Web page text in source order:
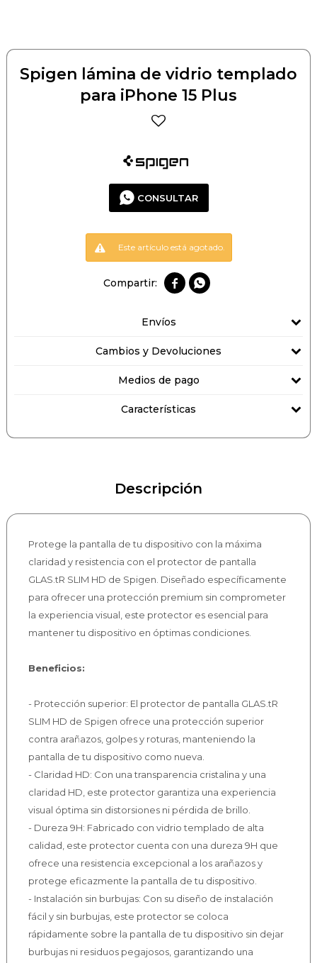
Spigen lámina de vidrio templado
para iPhone 15 Plus
CONSULTAR
Este artículo está agotado.
 
Envíos
Cambios y Devoluciones
Medios de pago
Características
Descripción
Protege la pantalla de tu dispositivo con la máxima
claridad y resistencia con el protector de pantalla
GLAS.tR SLIM HD de Spigen. Diseñado específicamente
para ofrecer una protección premium sin comprometer
la experiencia visual, este protector es esencial para
mantener tu dispositivo en óptimas condiciones.
Beneficios:
- Protección superior: El protector de pantalla GLAS.tR
SLIM HD de Spigen ofrece una protección superior
contra arañazos, golpes y roturas, manteniendo la
pantalla de tu dispositivo como nueva.
- Claridad HD: Con una transparencia cristalina y una
claridad HD, este protector garantiza una experiencia
visual óptima sin distorsiones ni pérdida de brillo.
- Dureza 9H: Fabricado con vidrio templado de alta
calidad, este protector cuenta con una dureza 9H que
ofrece una resistencia excepcional a los arañazos y
protege eficazmente la pantalla de tu dispositivo.
- Instalación sin burbujas: Con su diseño de instalación
fácil y sin burbujas, este protector se coloca
rápidamente sobre la pantalla de tu dispositivo sin dejar
burbujas ni residuos pegajosos, garantizando una